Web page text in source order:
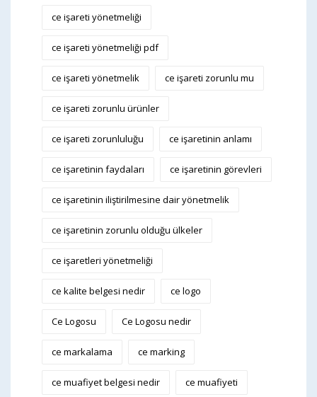
ce işareti yönetmeliği
ce işareti yönetmeliği pdf
ce işareti yönetmelik ce işareti zorunlu mu
ce işareti zorunlu ürünler
ce işareti zorunluluğu ce işaretinin anlamı
ce işaretinin faydaları ce işaretinin görevleri
ce işaretinin iliştirilmesine dair yönetmelik
ce işaretinin zorunlu olduğu ülkeler
ce işaretleri yönetmeliği
ce kalite belgesi nedir ce logo
Ce Logosu Ce Logosu nedir
ce markalama ce marking
ce muafiyet belgesi nedir ce muafiyeti